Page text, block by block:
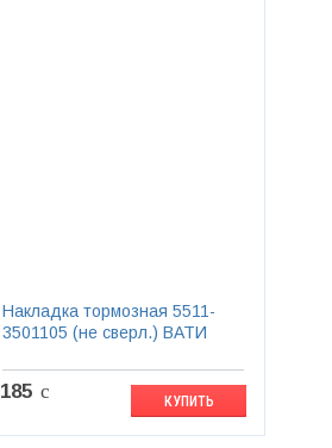
Накладка тормозная 5511-
3501105 (не сверл.) ВАТИ
185 c КУПИТЬ